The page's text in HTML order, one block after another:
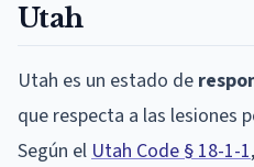
Utah
Utah es un estado de
que respecta a las lesiones
Según el Utah Code § 18-1-1